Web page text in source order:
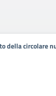
della circolare